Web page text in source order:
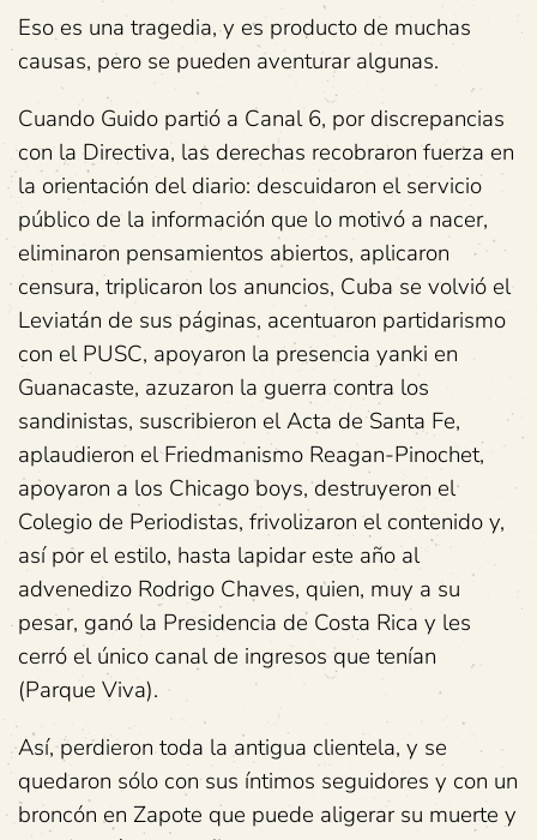
Eso es una tragedia, y es producto de muchas
causas, pero se pueden aventurar algunas.
Cuando Guido partió a Canal 6, por discrepancias
con la Directiva, las derechas recobraron fuerza en
la orientación del diario: descuidaron el servicio
público de la información que lo motivó a nacer,
eliminaron pensamientos abiertos, aplicaron
censura, triplicaron los anuncios, Cuba se volvió el
Leviatán de sus páginas, acentuaron partidarismo
con el PUSC, apoyaron la presencia yanki en
Guanacaste, azuzaron la guerra contra los
sandinistas, suscribieron el Acta de Santa Fe,
aplaudieron el Friedmanismo Reagan-Pinochet,
apoyaron a los Chicago boys, destruyeron el
Colegio de Periodistas, frivolizaron el contenido y,
así por el estilo, hasta lapidar este año al
advenedizo Rodrigo Chaves, quien, muy a su
pesar, ganó la Presidencia de Costa Rica y les
cerró el único canal de ingresos que tenían
(Parque Viva).
Así, perdieron toda la antigua clientela, y se
quedaron sólo con sus íntimos seguidores y con un
broncón en Zapote que puede aligerar su muerte y